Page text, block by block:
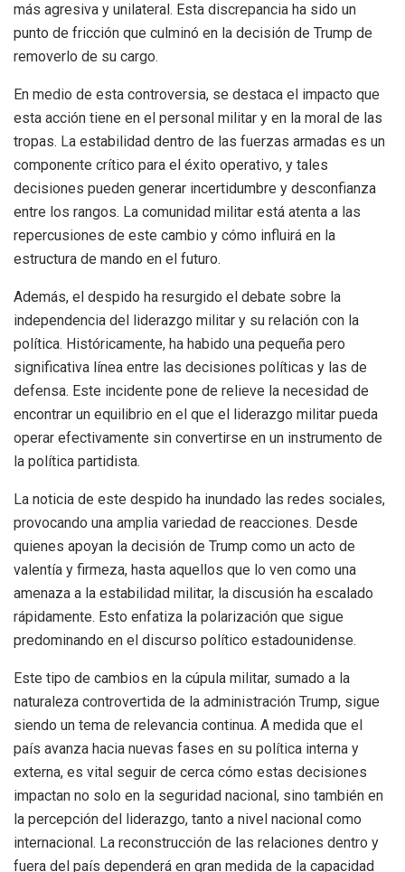
más agresiva y unilateral. Esta discrepancia ha sido un
punto de fricción que culminó en la decisión de Trump de
removerlo de su cargo.
En medio de esta controversia, se destaca el impacto que
esta acción tiene en el personal militar y en la moral de las
tropas. La estabilidad dentro de las fuerzas armadas es un
componente crítico para el éxito operativo, y tales
decisiones pueden generar incertidumbre y desconfianza
entre los rangos. La comunidad militar está atenta a las
repercusiones de este cambio y cómo influirá en la
estructura de mando en el futuro.
Además, el despido ha resurgido el debate sobre la
independencia del liderazgo militar y su relación con la
política. Históricamente, ha habido una pequeña pero
significativa línea entre las decisiones políticas y las de
defensa. Este incidente pone de relieve la necesidad de
encontrar un equilibrio en el que el liderazgo militar pueda
operar efectivamente sin convertirse en un instrumento de
la política partidista.
La noticia de este despido ha inundado las redes sociales,
provocando una amplia variedad de reacciones. Desde
quienes apoyan la decisión de Trump como un acto de
valentía y firmeza, hasta aquellos que lo ven como una
amenaza a la estabilidad militar, la discusión ha escalado
rápidamente. Esto enfatiza la polarización que sigue
predominando en el discurso político estadounidense.
Este tipo de cambios en la cúpula militar, sumado a la
naturaleza controvertida de la administración Trump, sigue
siendo un tema de relevancia continua. A medida que el
país avanza hacia nuevas fases en su política interna y
externa, es vital seguir de cerca cómo estas decisiones
impactan no solo en la seguridad nacional, sino también en
la percepción del liderazgo, tanto a nivel nacional como
internacional. La reconstrucción de las relaciones dentro y
fuera del país dependerá en gran medida de la capacidad